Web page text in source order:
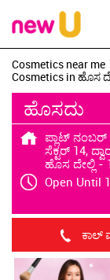
Cosmetics near me
Cosmetics in ಹೊಸ
ಹೊಸದು
ಪ್ಲಾಟ್
ಸೆಕ್ಟರ್ 14,
ಹೊಸ ದೇಲ್ಲಿ -
Open Until
ಕಾಲ್